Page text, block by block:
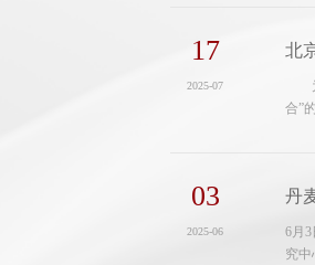
17
2025-07
北
为
合”
03
2025-06
丹
6月
究